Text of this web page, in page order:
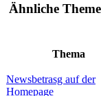
Ähnliche
Thema
Newsbetrasg auf der
Homepage